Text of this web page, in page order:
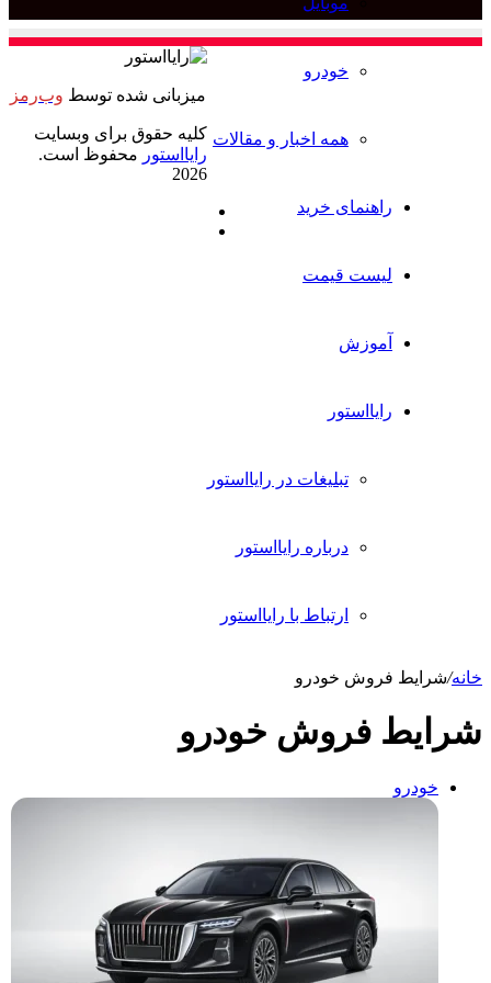
خودرو
همه اخبار و مقالات
راهنمای خرید
لیست قیمت
آموزش
رایااستور
تبلیغات در رایااستور
درباره رایااستور
ارتباط با رایااستور
برای
/شرایط فروش خودرو
فروش خودرو
خودرو
میزبانی شده توسطوب‌رمز
کلیه حقوق برای وبسایت
رایااستورمحفوظ است.
2026
ایکس
خوراک